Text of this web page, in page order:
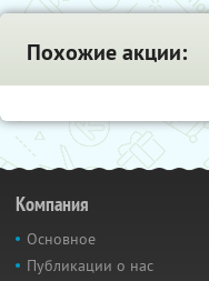
Похожие акции:
Компания
Основное
Публикации о нас